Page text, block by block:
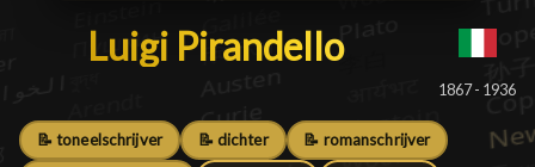
Luigi Pirandello
Luigi Pirandello█
1867 - 1936
📝 toneelschrijver 📝 dichter 📝 romanschrijver